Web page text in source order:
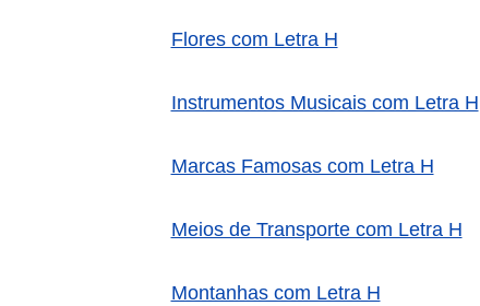
Flores com Letra H
Instrumentos Musicais com Letra H
Marcas Famosas com Letra H
Meios de Transporte com Letra H
Montanhas com Letra H